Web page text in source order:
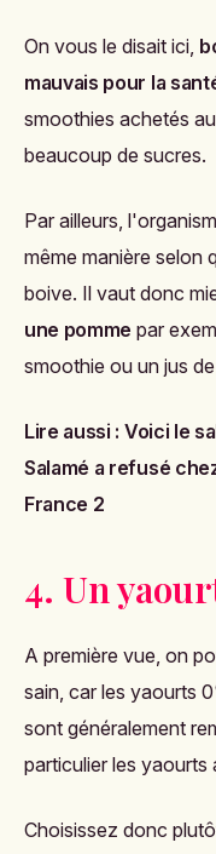
On vous le disait ici,
mauvais pour la
smoothies achetés
beaucoup de sucres.
Par ailleurs,
même manière selon
boive. Il vaut donc
une pomme par
smoothie ou un jus
Lire aussi : Voici le
Salamé a refusé
France 2
4. Un
A première vue, on
sain, car les yaourts
sont généralement
particulier les yaourts
Choisissez donc